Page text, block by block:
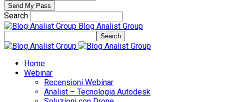
Search
Blog Analist Group
Home
Webinar
Recensioni Webinar
Analist – Tecnologia Autodesk